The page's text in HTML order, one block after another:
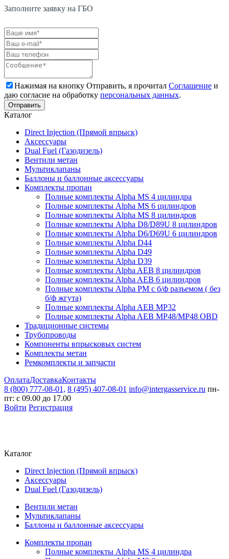
Заполните заявку на ГБО
Нажимая на кнопку Отправить, я прочитал Соглашение и
даю согласие на обработку персональных данных.
Каталог
Direct Injection (Прямой впрыск)
Аксессуары
Dual Fuel (Газодизель)
Вентили метан
Мультиклапаны
Баллоны и баллонные аксессуары
Комплекты пропан
Полные комплекты Alpha MS 4 цилиндра
Полные комплекты Alpha MS 6 цилиндров
Полные комплекты Alpha MS 8 цилиндров
Полные комплекты Alpha D8/D89U 8 цилиндров
Полные комплекты Alpha D6/D69U 6 цилиндров
Полные комплекты Alpha D44
Полные комплекты Alpha D49
Полные комплекты Alpha D39
Полные комплекты Alpha AEB 8 цилиндров
Полные комплекты Alpha AEB 6 цилиндров
Полные комплекты Alpha PM с б/ф разъемом ( без
б/ф жгута)
Полные комплекты Alpha AEB MP32
Полные комплекты Alpha AEB MP48/MP48 OBD
Традиционные системы
Трубопроводы
Компоненты впрысковых систем
Комплекты метан
Ремкомплекты и запчасти
ОплатаДоставкаКонтакты
8 (800) 777-08-01, 8 (495) 407-08-01 info@intergasservice.ru пн-
пт: с 09.00 до 17.00
Войти Регистрация
Каталог
Direct Injection (Прямой впрыск)
Аксессуары
Dual Fuel (Газодизель)
Вентили метан
Мультиклапаны
Баллоны и баллонные аксессуары
Комплекты пропан
Полные комплекты Alpha MS 4 цилиндра